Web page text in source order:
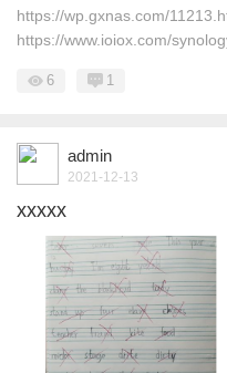
https://wp.gxnas.com/
https://www.ioiox.com/
6 1
admin
2021-12-13
xxxxx